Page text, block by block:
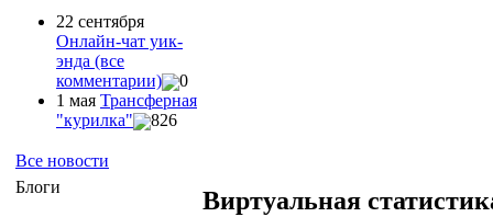
22 сентября
Онлайн-чат уик-
энда (все
комментарии)
0
1 мая Трансферная
"курилка"
826
Все новости
Блоги
Виртуальная